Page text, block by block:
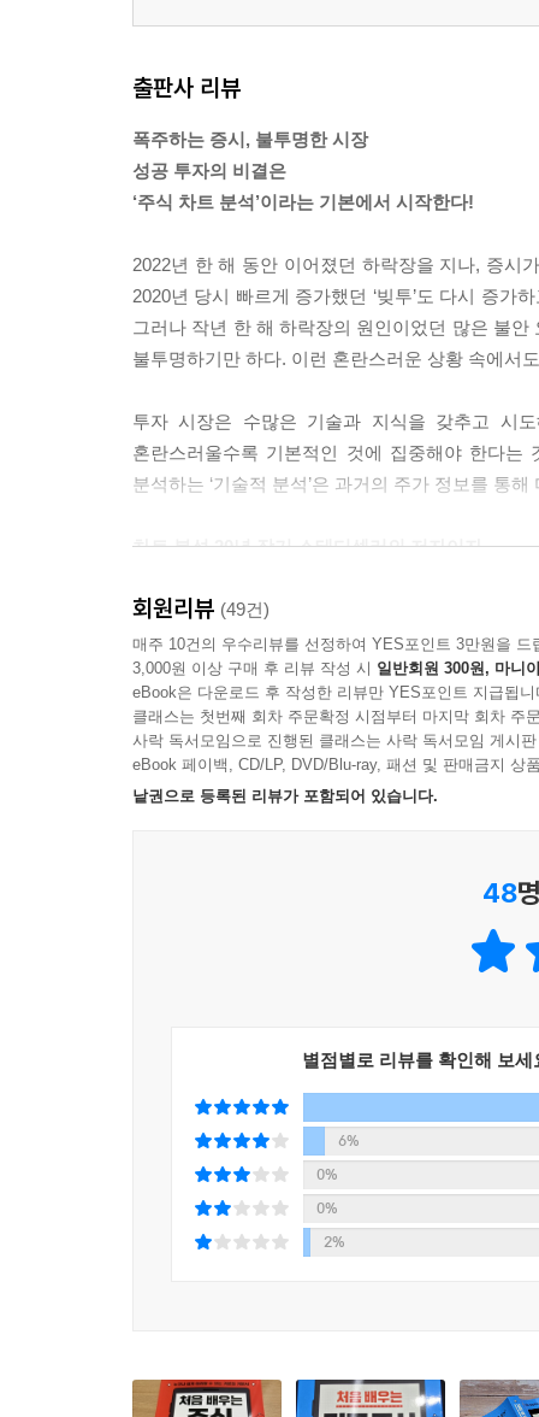
28 중기 지표의 대명사 MACD
29 거래량 분석 지표의 대명사 OBV
30 OBV의 단점을 보완한 VR
32 시세에 선행하는 모멘텀 지표
33 시장 심리를 읽어내는 심리선
34 시세의 강도를 나타내는 ROC
35 패턴 분석 기초부터 알고 하자
40 지속형 패턴의 대표격인 삼각형
41 단기간에 형성되는 깃발형
42 깃발 대신 페넌트: 페넌트형
43 같은 방향의 기울기를 보이는 쐐기형
PART 1. 처음 시작하는 미국 주식 투자
미국 주식 투자, 왜 해야 할까?
계좌 개설, 어느 증권사가 좋을까?
거래 방식, 한국과 다른 점은?
[이번 파트 요약] 왕초보 질문 TOP 10
대표적인 종목은?
티커: 미국 주식의 짧은 이름표
출판사 리뷰
폭주하는 증시, 불투명한 시장
성공 투자의 비결은
‘주식 차트 분석’이라는 기본에서 시작한다!
2022년 한 해 동안 이어졌던 하락장을 지나, 증시
2020년 당시 빠르게 증가했던 ‘빚투’도 다시 증
그러나 작년 한 해 하락장의 원인이었던 많은 불
불투명하기만 하다. 이런 혼란스러운 상황 속에서
투자 시장은 수많은 기술과 지식을 갖추고 시
혼란스러울수록 기본적인 것에 집중해야 한다
분석하는 ‘기술적 분석’은 과거의 주가 정보를 통
차트 분석 20년 장기 스테디셀러의 저자이자
‘친절한’ 기술적 분석 강의
『처음 배우는 주식 차트』의 저자 ‘친절한 재승
보니 쉽네』의 공저자이자, 주식 차트 분석 및 미
복잡하고 모호할 수 있는 기술적 분석을 저자의
또한 독자들이 기술적 분석법을 보다 원활히 이
투자 성공에 필요한 차트 분석 기법의 A to Z
다양한 경로를 통해 수집한다. 투자 경력이나
차트는 동적인 주가를 정적인 상태로 포착한 것
다른 투자자들이 해당 종목을 두고 어떤 선택을
활용하는가에 따라 투자의 성패가 결정된다.
회원리뷰 (49건)
매주 10건의 우수리뷰를 선정하여 YES포인트 3만원을 드
3,000원 이상 구매 후 리뷰 작성 시 일반회원 300원, 마니
eBook은 다운로드 후 작성한 리뷰만 YES포인트 지급됩니
클래스는 첫번째 회차 주문확정 시점부터 마지막 회차 주
사락 독서모임으로 진행된 클래스는 사락 독서모임 게시
eBook 페이백, CD/LP, DVD/Blu-ray, 패션 및 판매금지 상
낱권으로 등록된 리뷰가 포함되어 있습니다.
48
별점별로 리뷰를 확인해 보세
6%
0%
0%
2%